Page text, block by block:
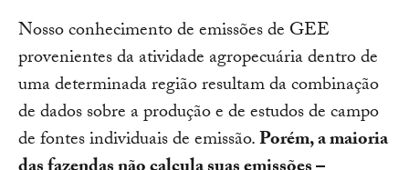
Nosso conhecimento de emissões de GEE
provenientes da atividade agropecuária dentro de
uma determinada região resultam da combinação
de dados sobre a produção e de estudos de campo
de fontes individuais de emissão.Porém, a maioria